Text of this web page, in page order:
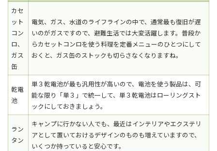
カセ
ット
コン
ロ、
ガス
缶
電気、ガス、水道のライフラインの中で、通常最も復旧が遅
いのがガスですので、避難生活では大変活躍します。普段か
らカセットコンロを使う料理を定番メニューのひとつにして
おくと、ガス缶のストックも切らさなくなりますね。
乾電
池
単３乾電池が最も汎用性が高いので、電池を使う製品は、可
能な限り「単３」で統一して、単３乾電池はローリングスト
ックにしておきましょう。
ラン
タン
キャンプに行かない人でも、最近はインテリアやエクステリ
アとして置いておけるデザインのものも増えていますので、
いくつか持っていると安心です。